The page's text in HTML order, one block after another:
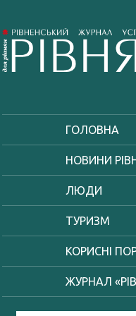
ГОЛОВНА
НОВИНИ
ЛЮДИ
ТУРИЗМ
КОРИСНІ
ЖУРНАЛ